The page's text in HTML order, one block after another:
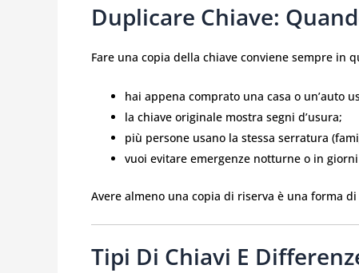
Duplicare Chiave:
Fare una copia della chiave conviene sempre in
hai appena comprato una casa o un’auto
la chiave originale mostra segni d’usura;
più persone usano la stessa serratura
vuoi evitare emergenze notturne o in
Avere almeno una copia di riserva è una forma
Tipi Di Chiavi E